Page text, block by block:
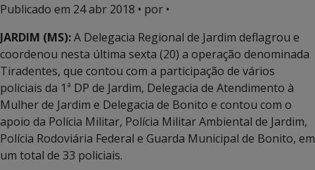
Publicado em 24 abr 2018 • por •
JARDIM (MS):A Delegacia Regional de Jardim deflagrou e
coordenou nesta última sexta (20) a operação denominada
Tiradentes, que contou com a participação de vários
policiais da 1ª DP de Jardim, Delegacia de Atendimento à
Mulher de Jardim e Delegacia de Bonito e contou com o
apoio da Polícia Militar, Polícia Militar Ambiental de Jardim,
Polícia Rodoviária Federal e Guarda Municipal de Bonito, em
um total de 33 policiais.